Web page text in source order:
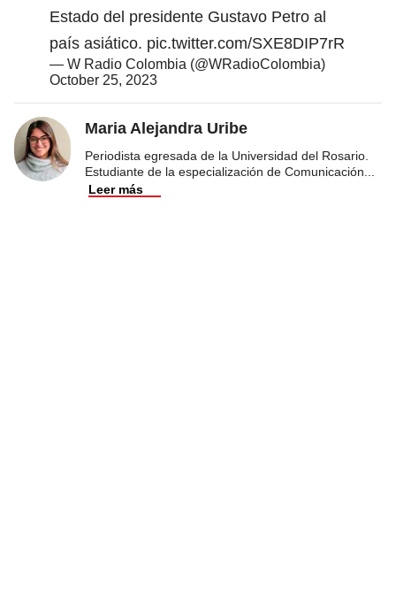
Estado del presidente Gustavo Petro al
país asiático. pic.twitter.com/SXE8DIP7rR
— W Radio Colombia (@WRadioColombia)
October 25, 2023
Maria Alejandra Uribe
Periodista egresada de la Universidad del Rosario.
Estudiante de la especialización de Comunicación
Leer más